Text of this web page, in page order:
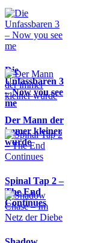
Die
Unfassbaren 3
– Now you see
me
Der Mann der
immer kleiner
wurde
Spinal Tap 2 –
The End
Continues